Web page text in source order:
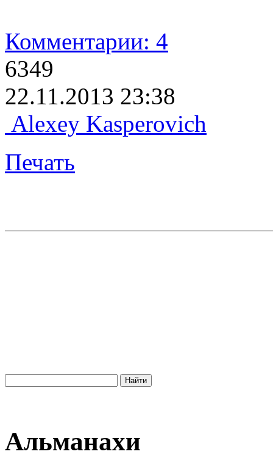
Комментарии: 4
6349
22.11.2013 23:38
Alexey Kasperovich
Печать
Альманахи